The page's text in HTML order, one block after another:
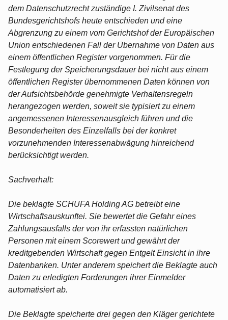
dem Datenschutzrecht zuständige I. Zivilsenat des
Bundesgerichtshofs heute entschieden und eine
Abgrenzung zu einem vom Gerichtshof der Europäischen
Union entschiedenen Fall der Übernahme von Daten aus
einem öffentlichen Register vorgenommen. Für die
Festlegung der Speicherungsdauer bei nicht aus einem
öffentlichen Register übernommenen Daten können von
der Aufsichtsbehörde genehmigte Verhaltensregeln
herangezogen werden, soweit sie typisiert zu einem
angemessenen Interessenausgleich führen und die
Besonderheiten des Einzelfalls bei der konkret
vorzunehmenden Interessenabwägung hinreichend
berücksichtigt werden.
Sachverhalt:
Die beklagte SCHUFA Holding AG betreibt eine
Wirtschaftsauskunftei. Sie bewertet die Gefahr eines
Zahlungsausfalls der von ihr erfassten natürlichen
Personen mit einem Scorewert und gewährt der
kreditgebenden Wirtschaft gegen Entgelt Einsicht in ihre
Datenbanken. Unter anderem speichert die Beklagte auch
Daten zu erledigten Forderungen ihrer Einmelder
automatisiert ab.
Die Beklagte speicherte drei gegen den Kläger gerichtete